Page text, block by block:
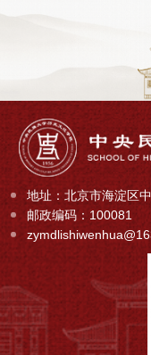
地址：北京市海淀区
邮政编码：100081